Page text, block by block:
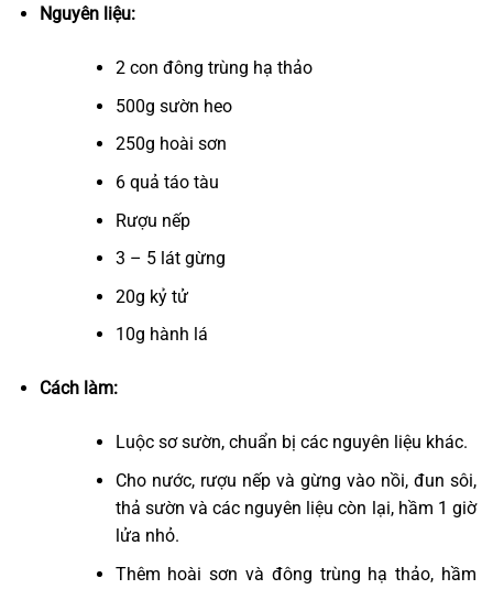
Nguyên liệu:
2 con đông trùng hạ thảo
500g sườn heo
250g hoài sơn
6 quả táo tàu
Rượu nếp
3 – 5 lát gừng
20g kỷ tử
10g hành lá
Cách làm:
Luộc sơ sườn, chuẩn bị các nguyên liệu khác.
Cho nước, rượu nếp và gừng vào nồi, đun sôi,
thả sườn và các nguyên liệu còn lại, hầm 1 giờ
lửa nhỏ.
Thêm hoài sơn và đông trùng hạ thảo, hầm